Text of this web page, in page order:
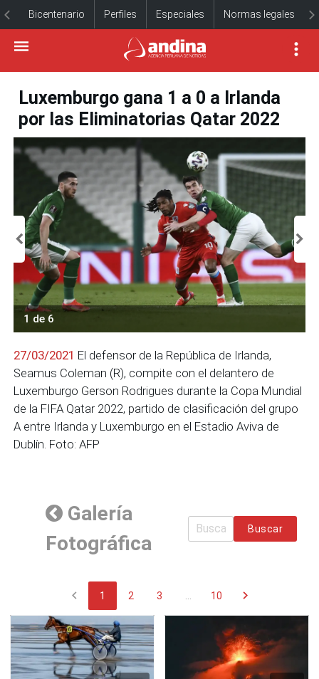
Bicentenario Perfiles Especiales Normas legales
Luxemburgo gana 1 a 0 a Irlanda
por las Eliminatorias Qatar 2022
1 de 6
27/03/2021 El defensor de la República de Irlanda,
Seamus Coleman (R), compite con el delantero de
Luxemburgo Gerson Rodrigues durante la Copa Mundial
de la FIFA Qatar 2022, partido de clasificación del grupo
A entre Irlanda y Luxemburgo en el Estadio Aviva de
Dublín. Foto: AFP
Galería
Fotográfica
Buscar
chevron_left 1 2 3 10 chevron_right